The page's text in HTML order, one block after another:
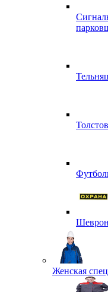
Женская